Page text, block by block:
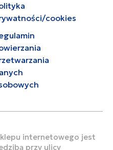
cookies
internetowego jest
przy ulicy